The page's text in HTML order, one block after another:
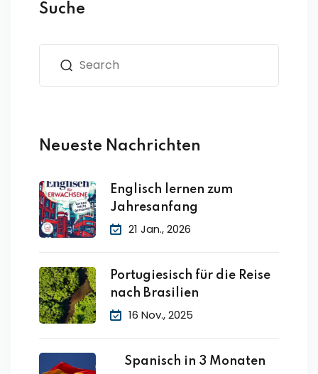
Suche
Neueste Nachrichten
Englisch lernen zum
Jahresanfang
21 Jan., 2026
Portugiesisch für die Reise
nach Brasilien
16 Nov., 2025
Spanisch in 3 Monaten